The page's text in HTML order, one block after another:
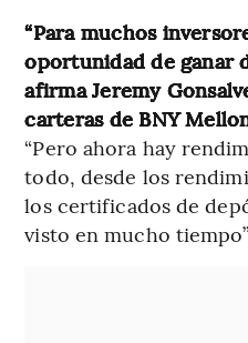
“Para muchos
oportunidad de ganar
afirma Jeremy
carteras de BNY
“Pero ahora hay
todo, desde los
los certificados de
visto en mucho